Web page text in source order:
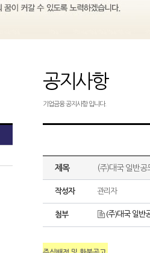
공지사항
기업금융 공지사항 입니다.
제목 (주)대국 일반공
작성자 관리자
첨부 (주)대국 일반